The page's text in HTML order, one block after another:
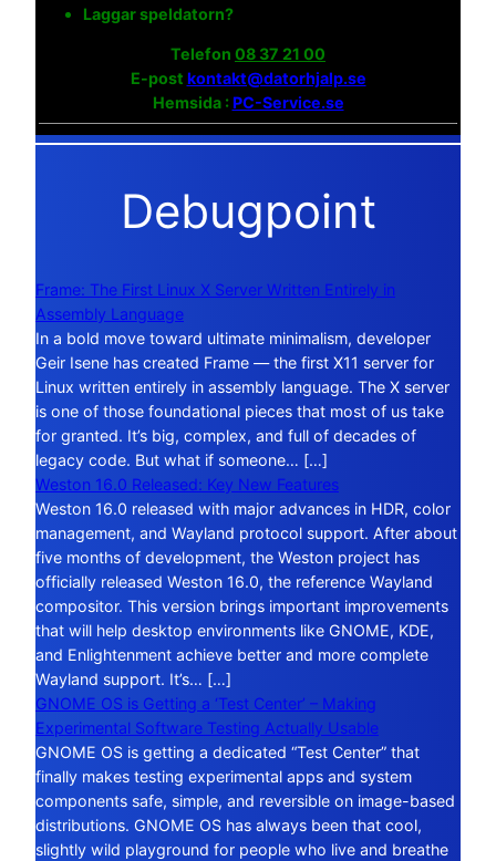
Laggar speldatorn?
Telefon 08 37 21 00
E-post kontakt@datorhjalp.se
Hemsida :PC-Service.se
Debugpoint
Frame: The First Linux X Server Written Entirely in
Assembly Language
In a bold move toward ultimate minimalism, developer
Geir Isene has created Frame — the first X11 server for
Linux written entirely in assembly language. The X server
is one of those foundational pieces that most of us take
for granted. It’s big, complex, and full of decades of
legacy code. But what if someone… […]
Weston 16.0 Released: Key New Features
Weston 16.0 released with major advances in HDR, color
management, and Wayland protocol support. After about
five months of development, the Weston project has
officially released Weston 16.0, the reference Wayland
compositor. This version brings important improvements
that will help desktop environments like GNOME, KDE,
and Enlightenment achieve better and more complete
Wayland support. It’s… […]
GNOME OS is Getting a ‘Test Center’ – Making
Experimental Software Testing Actually Usable
GNOME OS is getting a dedicated “Test Center” that
finally makes testing experimental apps and system
components safe, simple, and reversible on image-based
distributions. GNOME OS has always been that cool,
slightly wild playground for people who live and breathe